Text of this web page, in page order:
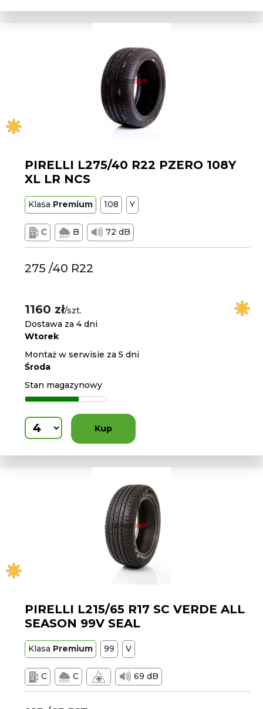
PIRELLI L275/40 R22 PZERO 108Y
XL LR NCS
Klasa Premium 108 Y
C B 72 dB
275 /40 R22
1160 zł/szt.
Dostawa za 4 dni
Wtorek
Montaż w serwisie za 5 dni
Środa
Stan magazynowy
Kup
PIRELLI L215/65 R17 SC VERDE ALL
SEASON 99V SEAL
Klasa Premium 99 V
C C 69 dB